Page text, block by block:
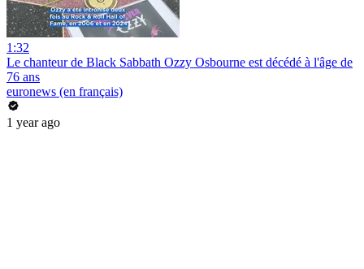
1:32
Le chanteur de Black Sabbath Ozzy Osbourne est décédé à l'âge de
76 ans
euronews (en français)
1 year ago